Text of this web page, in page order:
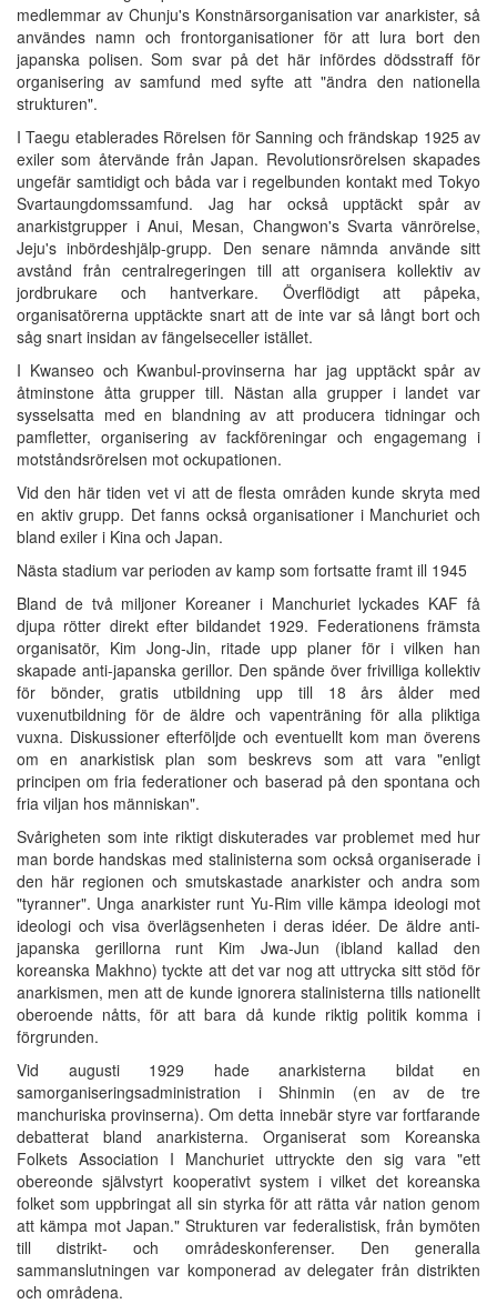
medlemmar av Chunju's Konstnärsorganisation var anarkister, så
användes namn och frontorganisationer för att lura bort den
japanska polisen. Som svar på det här infördes dödsstraff för
organisering av samfund med syfte att "ändra den nationella
strukturen".
I Taegu etablerades Rörelsen för Sanning och frändskap 1925 av
exiler som återvände från Japan. Revolutionsrörelsen skapades
ungefär samtidigt och båda var i regelbunden kontakt med Tokyo
Svartaungdomssamfund. Jag har också upptäckt spår av
anarkistgrupper i Anui, Mesan, Changwon's Svarta vänrörelse,
Jeju's inbördeshjälp-grupp. Den senare nämnda använde sitt
avstånd från centralregeringen till att organisera kollektiv av
jordbrukare och hantverkare. Överflödigt att påpeka,
organisatörerna upptäckte snart att de inte var så långt bort och
såg snart insidan av fängelseceller istället.
I Kwanseo och Kwanbul-provinserna har jag upptäckt spår av
åtminstone åtta grupper till. Nästan alla grupper i landet var
sysselsatta med en blandning av att producera tidningar och
pamfletter, organisering av fackföreningar och engagemang i
motståndsrörelsen mot ockupationen.
Vid den här tiden vet vi att de flesta områden kunde skryta med
en aktiv grupp. Det fanns också organisationer i Manchuriet och
bland exiler i Kina och Japan.
Nästa stadium var perioden av kamp som fortsatte framt ill 1945
Bland de två miljoner Koreaner i Manchuriet lyckades KAF få
djupa rötter direkt efter bildandet 1929. Federationens främsta
organisatör, Kim Jong-Jin, ritade upp planer för i vilken han
skapade anti-japanska gerillor. Den spände över frivilliga kollektiv
för bönder, gratis utbildning upp till 18 års ålder med
vuxenutbildning för de äldre och vapenträning för alla pliktiga
vuxna. Diskussioner efterföljde och eventuellt kom man överens
om en anarkistisk plan som beskrevs som att vara "enligt
principen om fria federationer och baserad på den spontana och
fria viljan hos människan".
Svårigheten som inte riktigt diskuterades var problemet med hur
man borde handskas med stalinisterna som också organiserade i
den här regionen och smutskastade anarkister och andra som
"tyranner". Unga anarkister runt Yu-Rim ville kämpa ideologi mot
ideologi och visa överlägsenheten i deras idéer. De äldre anti-
japanska gerillorna runt Kim Jwa-Jun (ibland kallad den
koreanska Makhno) tyckte att det var nog att uttrycka sitt stöd för
anarkismen, men att de kunde ignorera stalinisterna tills nationellt
oberoende nåtts, för att bara då kunde riktig politik komma i
förgrunden.
Vid augusti 1929 hade anarkisterna bildat en
samorganiseringsadministration i Shinmin (en av de tre
manchuriska provinserna). Om detta innebär styre var fortfarande
debatterat bland anarkisterna. Organiserat som Koreanska
Folkets Association I Manchuriet uttryckte den sig vara "ett
obereonde självstyrt kooperativt system i vilket det koreanska
folket som uppbringat all sin styrka för att rätta vår nation genom
att kämpa mot Japan." Strukturen var federalistisk, från bymöten
till distrikt- och områdeskonferenser. Den generalla
sammanslutningen var komponerad av delegater från distrikten
och områdena.